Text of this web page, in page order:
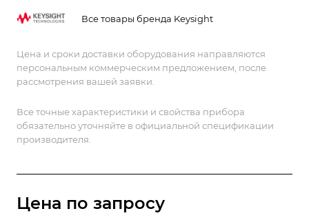
Все товары бренда Keysight
Цена и сроки доставки оборудования направляются
персональным коммерческим предложением, после
рассмотрения вашей заявки.
Все точные характеристики и свойства прибора
обязательно уточняйте в официальной спецификации
производителя.
Цена по запросу